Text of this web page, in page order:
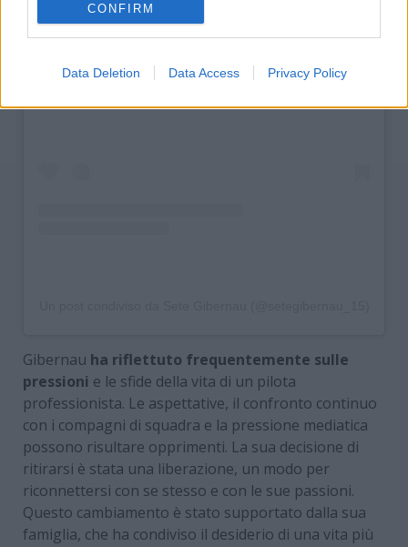
CONFIRM
Data Deletion Data Access Privacy Policy
Visualizza questo post su Instagram
Gibernau ha riflettuto frequentemente sulle
pressioni e le sfide della vita di un pilota
professionista. Le aspettative, il confronto continuo
con i compagni di squadra e la pressione mediatica
possono risultare opprimenti. La sua decisione di
ritirarsi è stata una liberazione, un modo per
riconnettersi con se stesso e con le sue passioni.
Questo cambiamento è stato supportato dalla sua
famiglia, che ha condiviso il desiderio di una vita più